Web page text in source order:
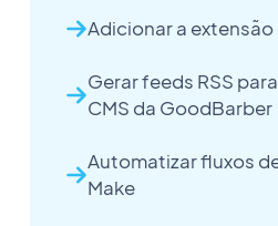
Adicionar a extensão
Gerar feeds RSS
CMS da GoodBarber
Automatizar fluxos
Make